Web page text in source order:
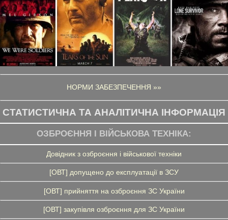
НОРМИ ЗАБЕЗПЕЧЕННЯ »»
СТАТИСТИЧНА ТА АНАЛІТИЧНА ІНФОРМАЦІЯ
ОЗБРОЄННЯ І ВІЙСЬКОВА ТЕХНІКА:
Довідник з озброєння і військової техніки
[ОВТ] допущено до експлуатації в ЗСУ
[ОВТ] прийняття на озброєння ЗС України
[ОВТ] закупівля озброєння для ЗС України